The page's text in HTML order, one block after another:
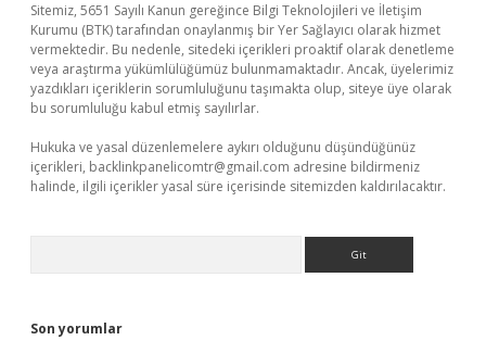
Sitemiz, 5651 Sayılı Kanun gereğince Bilgi Teknolojileri ve İletişim
Kurumu (BTK) tarafından onaylanmış bir Yer Sağlayıcı olarak hizmet
vermektedir. Bu nedenle, sitedeki içerikleri proaktif olarak denetleme
veya araştırma yükümlülüğümüz bulunmamaktadır. Ancak, üyelerimiz
yazdıkları içeriklerin sorumluluğunu taşımakta olup, siteye üye olarak
bu sorumluluğu kabul etmiş sayılırlar.
Hukuka ve yasal düzenlemelere aykırı olduğunu düşündüğünüz
içerikleri, backlinkpanelicomtr@gmail.com adresine bildirmeniz
halinde, ilgili içerikler yasal süre içerisinde sitemizden kaldırılacaktır.
Son yorumlar